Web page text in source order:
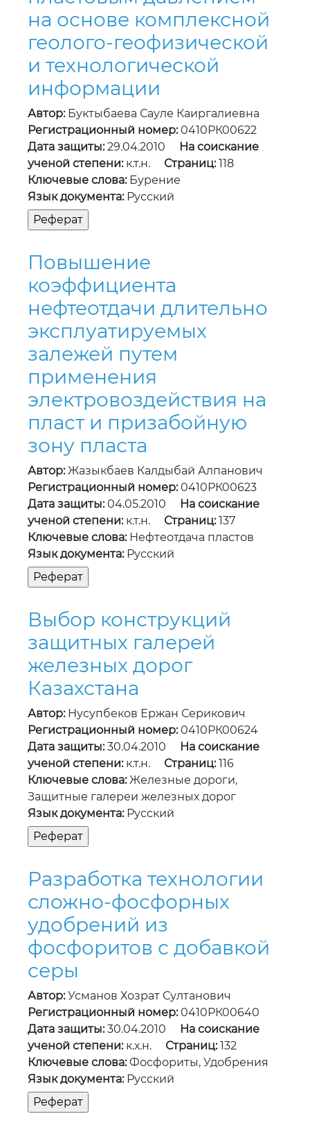
на основе комплексной
геолого-геофизической
и технологической
информации
Автор:Буктыбаева Сауле Каиргалиевна
Регистрационный номер:0410РК00622
Дата защиты:29.04.2010
На соискание
ученой степени:к.т.н. Страниц:118
Ключевые слова:Бурение
Язык документа:Русский
Повышение
коэффициента
нефтеотдачи длительно
эксплуатируемых
залежей путем
применения
электровоздействия на
пласт и призабойную
зону пласта
Автор:Жазыкбаев Калдыбай Алпанович
Регистрационный номер:0410РК00623
Дата защиты:04.05.2010
На соискание
ученой степени:к.т.н. Страниц:137
Ключевые слова:Нефтеотдача пластов
Язык документа:Русский
Выбор конструкций
защитных галерей
железных дорог
Казахстана
Автор:Нусупбеков Ержан Серикович
Регистрационный номер:0410РК00624
Дата защиты:30.04.2010
На соискание
ученой степени:к.т.н. Страниц:116
Ключевые слова:Железные дороги,
Защитные галереи железных дорог
Язык документа:Русский
Разработка технологии
сложно-фосфорных
удобрений из
фосфоритов с добавкой
серы
Автор:Усманов Хозрат Султанович
Регистрационный номер:0410РК00640
Дата защиты:30.04.2010
На соискание
ученой степени:к.х.н. Страниц:132
Ключевые слова:Фосфориты, Удобрения
Язык документа:Русский